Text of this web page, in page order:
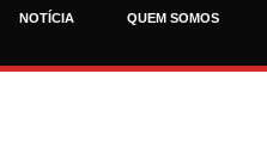
NOTÍCIA QUEM SOMOS